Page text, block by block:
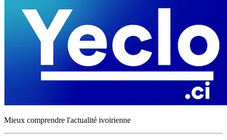
Mieux comprendre l'actualité ivoirienne